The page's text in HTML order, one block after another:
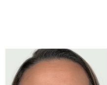
Lituania